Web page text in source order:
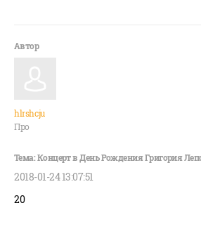
hlrshcju
Про
2018-01-24 13:07:51
20